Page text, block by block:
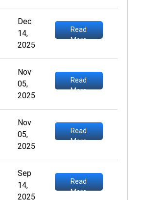
Dec
14,
2025
Read
More
Nov
05,
2025
Read
More
Nov
05,
2025
Read
More
Sep
14,
2025
Read
More